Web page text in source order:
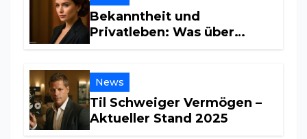
Bekanntheit und
Privatleben: Was über
News
Til Schweiger Vermögen –
Aktueller Stand 2025